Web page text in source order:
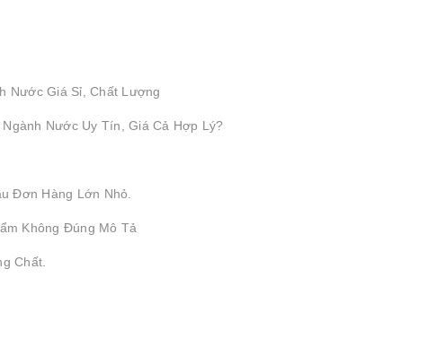
Nước Giá Sỉ, Chất Lượng
Nước Uy Tín, Giá Cả Hợp Lý?
Đơn Hàng Lớn Nhỏ.
Không Đúng Mô Tả
Chất.